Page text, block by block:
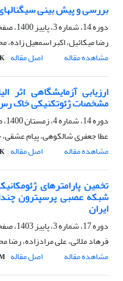
بررسی و پیش بینی
دوره 14، شماره 3، پاییز 1400، صفحه
رضا میکائیل، اکبر اسمعیل زاده،
مشاهده مقاله
اصل مقاله
ارزیابی آزمایشگاهی اثر
مشخصات ژئوتکنیکی خاک
دوره 14، شماره 4، زمستان 1400، صفحه
عطا جعفری شالکوهی، پیام عشقی،
مشاهده مقاله
اصل مقاله
تخمین پارامترهای
شبکه عصبی پرسپترون
ایران
دوره 17، شماره 3، پاییز 1403، صفحه
فرهاد ملائی، علی مرادزاده، رضا
مشاهده مقاله
اصل مقاله